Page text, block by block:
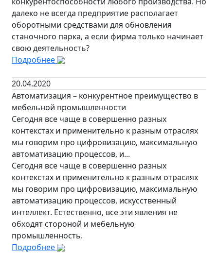
далеко не всегда предприятие располагает
оборотными средствами для обновления
станочного парка, а если фирма только начинает
свою деятельность?
Подробнее
20.04.2020
Автоматизация – конкурентное преимущество в
мебельной промышленности
Сегодня все чаще в совершенно разных
контекстах и применительно к разным отраслях
мы говорим про цифровизацию, максимальную
автоматизацию процессов, и...
Сегодня все чаще в совершенно разных
контекстах и применительно к разным отраслях
мы говорим про цифровизацию, максимальную
автоматизацию процессов, искусственный
интеллект. Естественно, все эти явления не
обходят стороной и мебельную
промышленность.
Подробнее